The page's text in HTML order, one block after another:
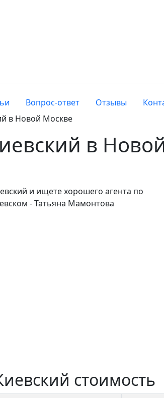
Вопрос-ответ Отзывы
в Новой Москве
в
и ищете хорошего агента по
- Татьяна Мамонтова
стоимость